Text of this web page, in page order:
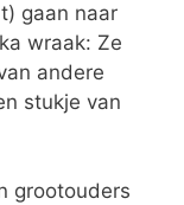
gaan naar
wraak: Ze
andere
stukje van
grootouders